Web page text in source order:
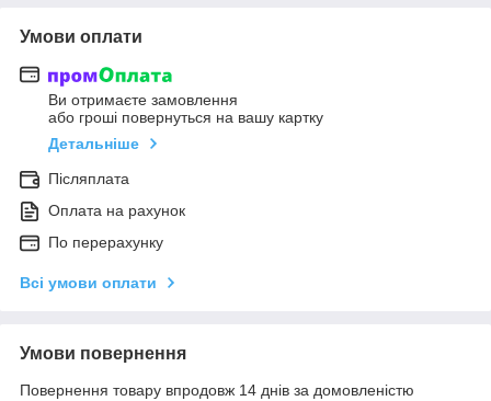
Умови оплати
Ви отримаєте замовлення
або гроші повернуться на вашу картку
Детальніше
Післяплата
Оплата на рахунок
По перерахунку
Всі умови оплати
Умови повернення
Повернення товару впродовж 14 днів за домовленістю